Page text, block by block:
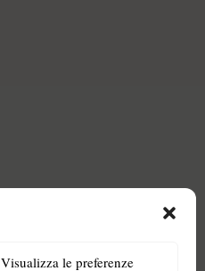
Visualizza le preferenze